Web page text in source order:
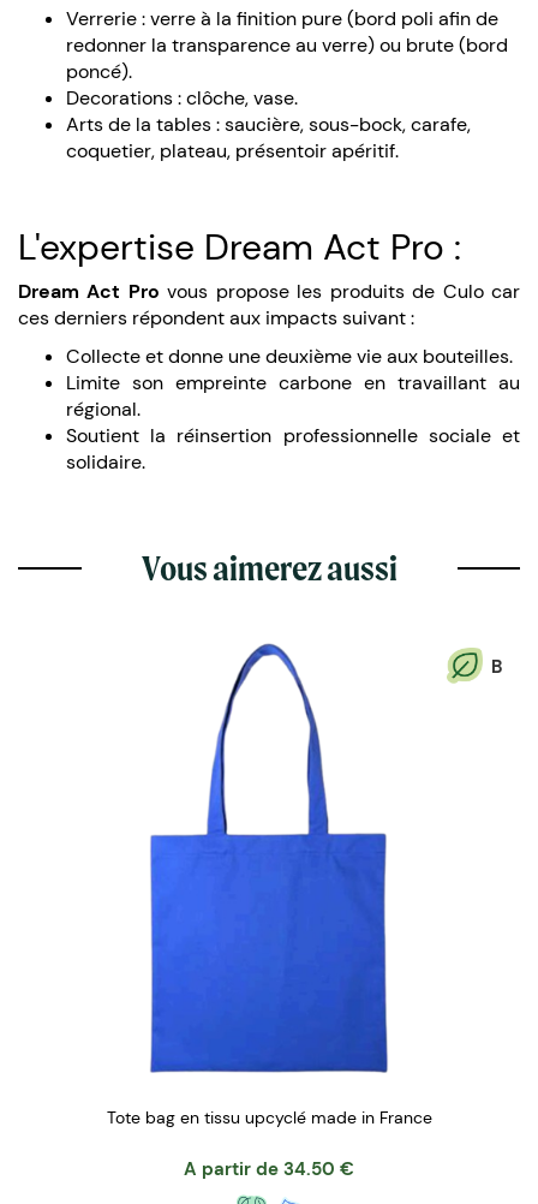
Verrerie : verre à la finition pure (bord poli afin de
redonner la transparence au verre) ou brute (bord
poncé).
Decorations : clôche, vase.
Arts de la tables : saucière, sous-bock, carafe,
coquetier, plateau, présentoir apéritif.
L'expertise Dream Act Pro :
Dream Act Provous propose les produits de Culo car
ces derniers répondent aux impacts suivant :
Collecte et donne une deuxième vie aux bouteilles.
Limite son empreinte carbone en travaillant au
régional.
Soutient la réinsertion professionnelle sociale et
solidaire.
Vous aimerez aussi
B
Tote bag en tissu upcyclé made in France
A partir de 34.50 €